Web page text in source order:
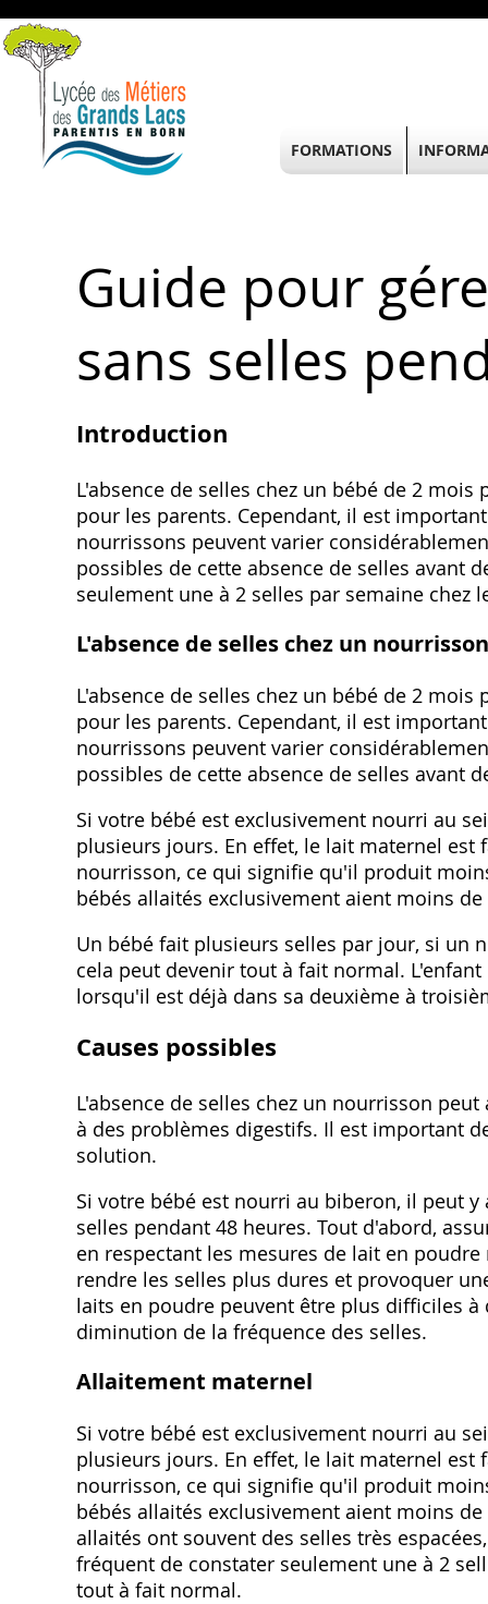
Guide pour
sans selles
Introduction
L'absence de selles chez un bébé de 2
pour les parents. Cependant, il est
nourrissons peuvent varier
possibles de cette absence de selles avant
seulement une à 2 selles par semaine chez
L'absence de selles chez un
L'absence de selles chez un bébé de 2
pour les parents. Cependant, il est
nourrissons peuvent varier
possibles de cette absence de selles avant
Si votre bébé est exclusivement nourri au
plusieurs jours. En effet, le lait maternel
nourrisson, ce qui signifie qu'il produit
bébés allaités exclusivement aient moins
Un bébé fait plusieurs selles par jour, si un
cela peut devenir tout à fait normal.
lorsqu'il est déjà dans sa deuxième à
Causes possibles
L'absence de selles chez un nourrisson
à des problèmes digestifs. Il est important
solution.
Si votre bébé est nourri au biberon, il peut
selles pendant 48 heures. Tout d'abord,
en respectant les mesures de lait en
rendre les selles plus dures et provoquer
laits en poudre peuvent être plus difficiles
diminution de la fréquence des selles.
Allaitement maternel
Si votre bébé est exclusivement nourri au
plusieurs jours. En effet, le lait maternel
nourrisson, ce qui signifie qu'il produit
bébés allaités exclusivement aient moins
allaités ont souvent des selles très
fréquent de constater seulement une à 2
tout à fait normal.
FORMATIONS